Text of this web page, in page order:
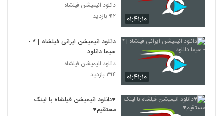
۰۱:۴۱:۱۰
دانلود انیمیشن فیلشاه
۹۱۲ بازدید
۰۱:۴۱:۱۰
دانلود انیمیشن ایرانی فیلشاه | * -
سیما دانلود
دانلود انیمیشن فیلشاه
۳۹۴ بازدید
♥دانلود انیمیشن فیلشاه با لینک
مستقیم♥